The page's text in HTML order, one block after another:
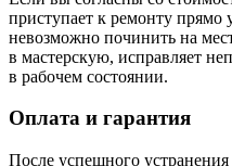
приступает к ремонту прямо
невозможно починить на
в мастерскую, исправляет
в рабочем состоянии.
Оплата и гарантия
После успешного